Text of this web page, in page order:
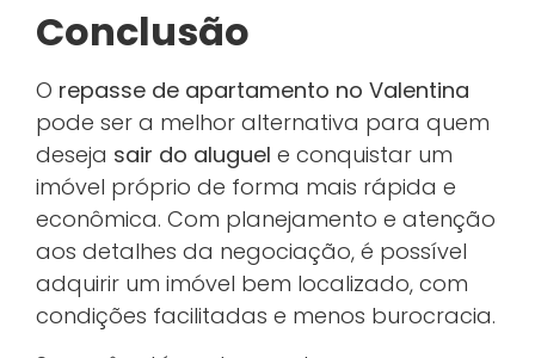
Conclusão
O repasse de apartamento no Valentina
pode ser a melhor alternativa para quem
deseja sair do aluguel e conquistar um
imóvel próprio de forma mais rápida e
econômica. Com planejamento e atenção
aos detalhes da negociação, é possível
adquirir um imóvel bem localizado, com
condições facilitadas e menos burocracia.